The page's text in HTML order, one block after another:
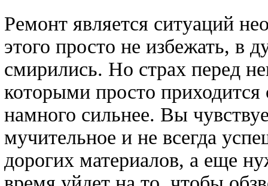
Ремонт является ситуаций
этого просто не избежать, в
смирились. Но страх перед
которыми просто приходится
намного сильнее. Вы
мучительное и не всегда
дорогих материалов, а еще